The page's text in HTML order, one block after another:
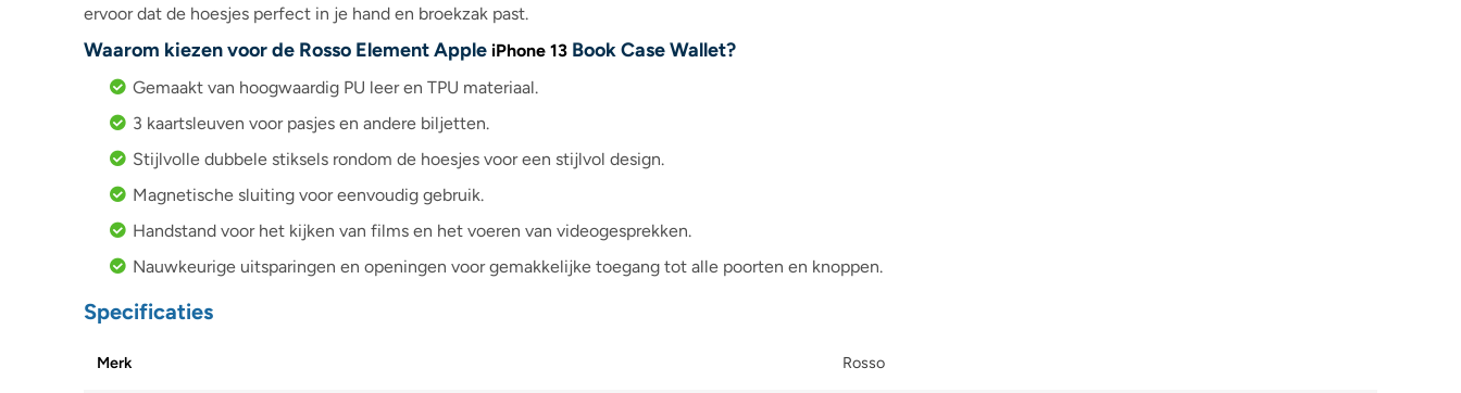
ervoor dat de hoesjes perfect in je hand en broekzak past.
Waarom kiezen voor de Rosso Element Apple iPhone 13 Book Case Wallet?
Gemaakt van hoogwaardig PU leer en TPU materiaal.
3 kaartsleuven voor pasjes en andere biljetten.
Stijlvolle dubbele stiksels rondom de hoesjes voor een stijlvol design.
Magnetische sluiting voor eenvoudig gebruik.
Handstand voor het kijken van films en het voeren van videogesprekken.
Nauwkeurige uitsparingen en openingen voor gemakkelijke toegang tot alle poorten en knoppen.
Specificaties
Merk Rosso